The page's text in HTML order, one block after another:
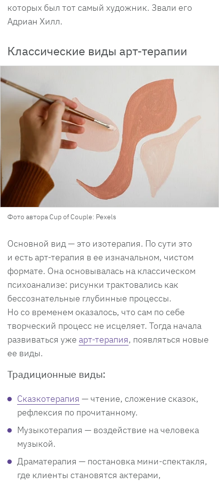
которых был тот самый художник. Звали его
Адриан Хилл.
Классические виды арт-терапии
Фото автора Cup of Couple: Pexels
Основной вид — это изотерапия. По сути это
и есть арт-терапия в ее изначальном, чистом
формате. Она основывалась на классическом
психоанализе: рисунки трактовались как
бессознательные глубинные процессы.
Но со временем оказалось, что сам по себе
творческий процесс не исцеляет. Тогда начала
развиваться уже арт-терапия, появляться новые
ее виды.
Традиционные виды:
Сказкотерапия — чтение, сложение сказок,
рефлексия по прочитанному.
Музыкотерапия — воздействие на человека
музыкой.
Драматерапия — постановка мини-спектакля,
где клиенты становятся актерами,